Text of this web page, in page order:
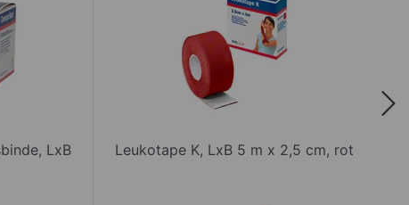
LxB
Leukotape K, LxB 5 m x 2,5 cm, rot